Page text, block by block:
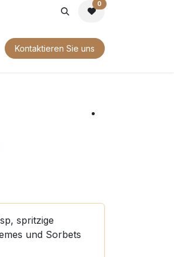
0
UNSERE BROSCHÜREN
Kontaktieren Sie uns
spritzige
und Sorbets